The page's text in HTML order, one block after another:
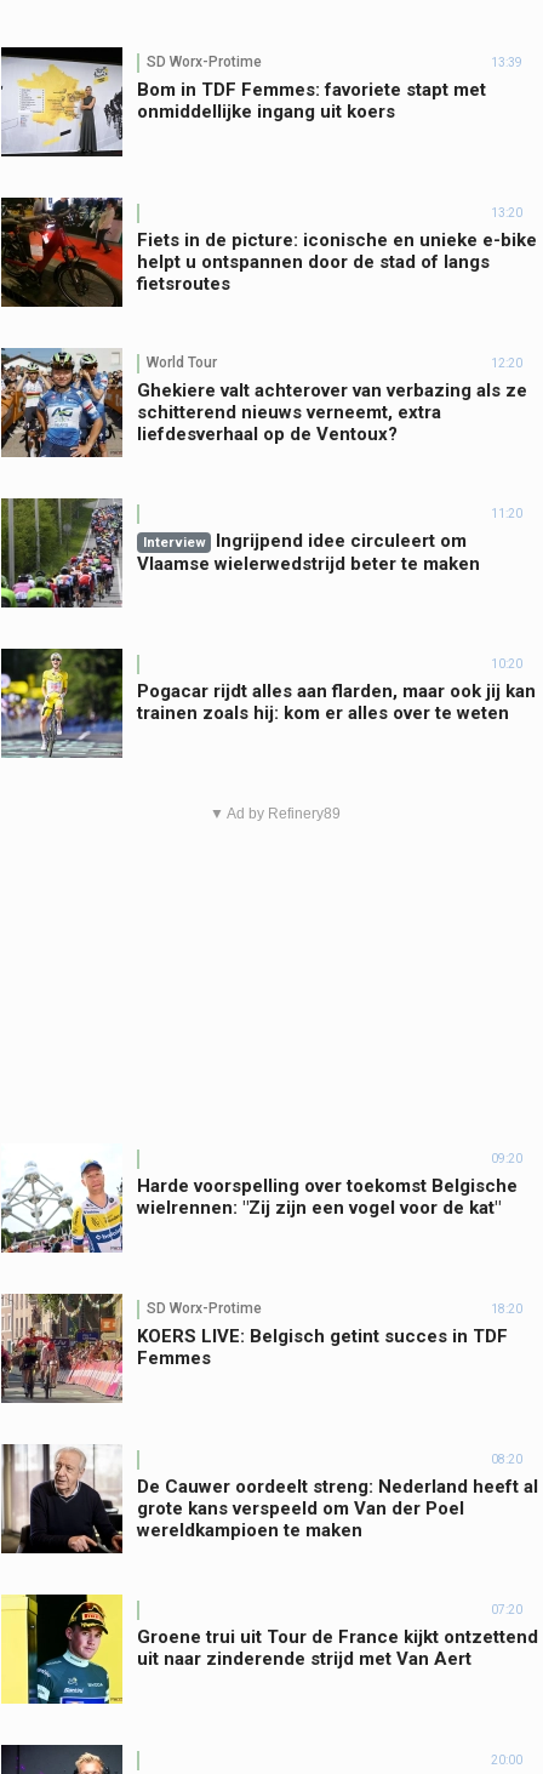
SD Worx-Protime 13:39
Bom in TDF Femmes: favoriete stapt met
onmiddellijke ingang uit koers
13:20
Fiets in de picture: iconische en unieke e-bike
helpt u ontspannen door de stad of langs
fietsroutes
World Tour 12:20
Ghekiere valt achterover van verbazing als ze
schitterend nieuws verneemt, extra
liefdesverhaal op de Ventoux?
11:20
Interview
Ingrijpend idee circuleert om
Vlaamse wielerwedstrijd beter te maken
10:20
Pogacar rijdt alles aan flarden, maar ook jij kan
trainen zoals hij: kom er alles over te weten
▼ Ad by Refinery89
09:20
Harde voorspelling over toekomst Belgische
wielrennen: "Zij zijn een vogel voor de kat"
SD Worx-Protime 18:20
KOERS LIVE: Belgisch getint succes in TDF
Femmes
08:20
De Cauwer oordeelt streng: Nederland heeft al
grote kans verspeeld om Van der Poel
wereldkampioen te maken
07:20
Groene trui uit Tour de France kijkt ontzettend
uit naar zinderende strijd met Van Aert
20:00